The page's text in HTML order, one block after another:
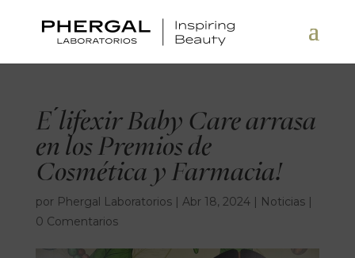
E ́lifexir Baby Care arrasa
en los Premios de
Cosmética y Farmacia!
por Phergal Laboratorios| Abr 18, 2024| Noticias|
0 Comentarios